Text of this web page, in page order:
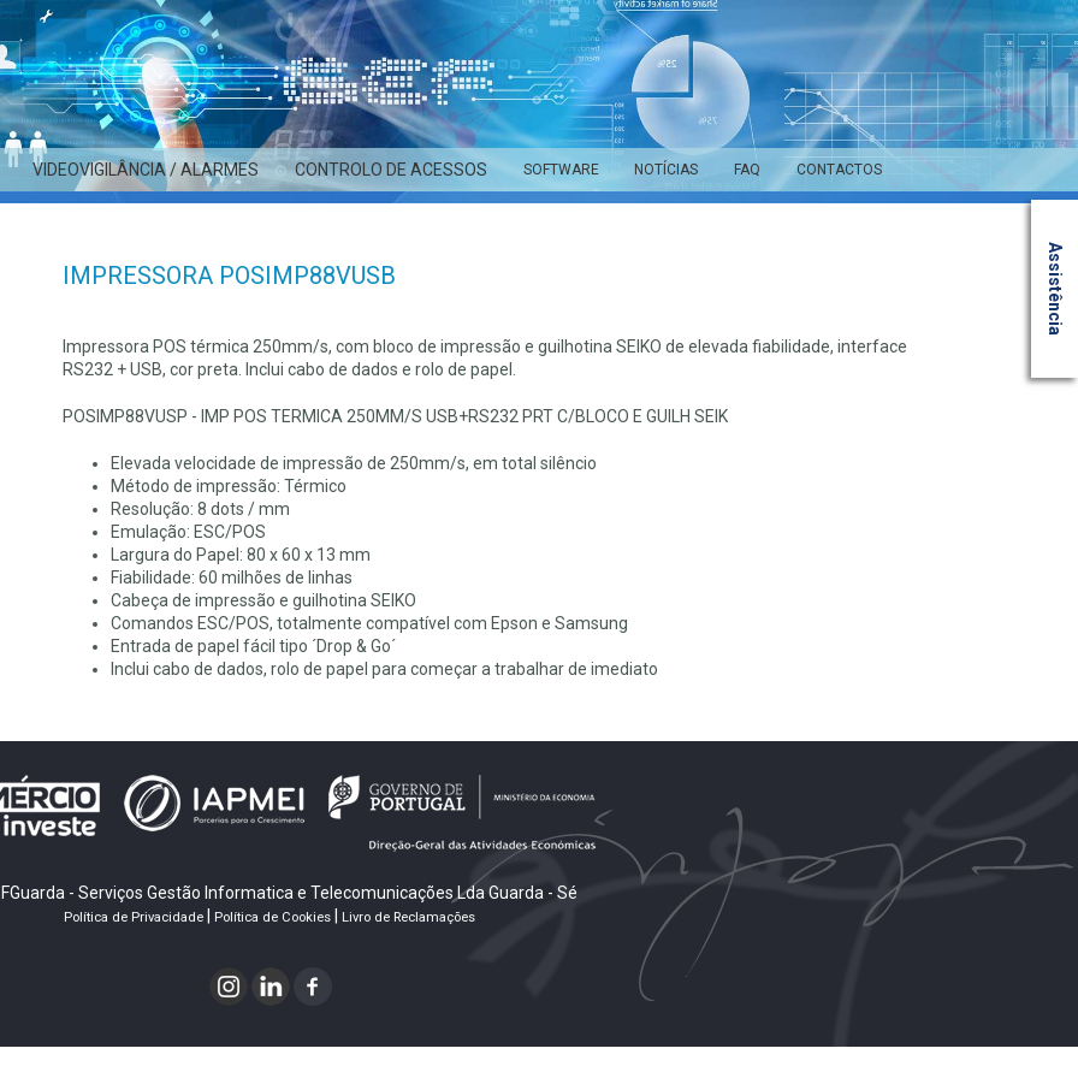
VIDEOVIGILÂNCIA / ALARMES CONTROLO DE ACESSOS SOFTWARE NOTÍCIAS FAQ CONTACTOS
Assistência
IMPRESSORA POSIMP88VUSB
Impressora POS térmica 250mm/s, com bloco de impressão e guilhotina SEIKO de elevada fiabilidade, interface
RS232 + USB, cor preta. Inclui cabo de dados e rolo de papel.
POSIMP88VUSP - IMP POS TERMICA 250MM/S USB+RS232 PRT C/BLOCO E GUILH SEIK
Elevada velocidade de impressão de 250mm/s, em total silêncio
Método de impressão: Térmico
Resolução: 8 dots / mm
Emulação: ESC/POS
Largura do Papel: 80 x 60 x 13 mm
Fiabilidade: 60 milhões de linhas
Cabeça de impressão e guilhotina SEIKO
Comandos ESC/POS, totalmente compatível com Epson e Samsung
Entrada de papel fácil tipo ´Drop & Go´
Inclui cabo de dados, rolo de papel para começar a trabalhar de imediato
- Serviços Gestão Informatica e Telecomunicações Lda Guarda - Sé
Política de Privacidade Política de Cookies Livro de Reclamações